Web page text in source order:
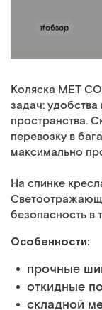
Коляска MET
задач: удобства
пространства.
перевозку в
максимально
На спинке
безопасность в
Особенности:
прочные
откидные
складной